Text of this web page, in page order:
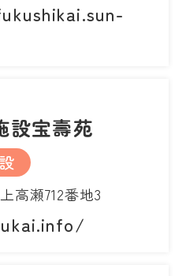
設宝壽苑
高瀬712番地3